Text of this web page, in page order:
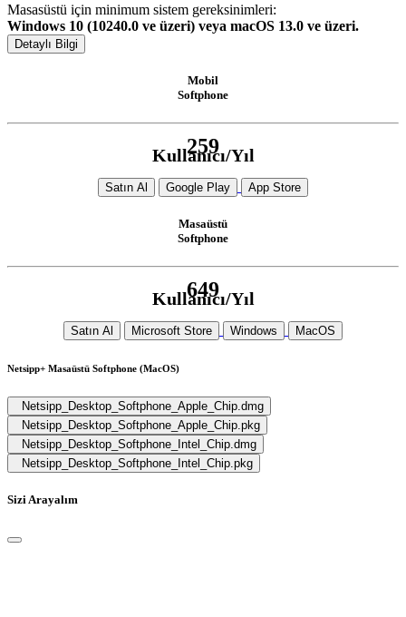
Masasüstü için minimum sistem gereksinimleri:
Windows 10 (10240.0 ve üzeri) veya macOS 13.0 ve üzeri.
Detaylı Bilgi
Mobil
Softphone
259
Kullanıcı/Yıl
Satın Al Google Play App Store
Masaüstü
Softphone
649
Kullanıcı/Yıl
Satın Al Microsoft Store Windows MacOS
Netsipp+ Masaüstü Softphone (MacOS)
Netsipp_Desktop_Softphone_Apple_Chip.dmg
Netsipp_Desktop_Softphone_Apple_Chip.pkg
Netsipp_Desktop_Softphone_Intel_Chip.dmg
Netsipp_Desktop_Softphone_Intel_Chip.pkg
Sizi Arayalım